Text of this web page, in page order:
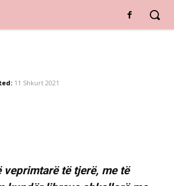
11 Shkurt 2021
veprimtarë të tjerë, me të